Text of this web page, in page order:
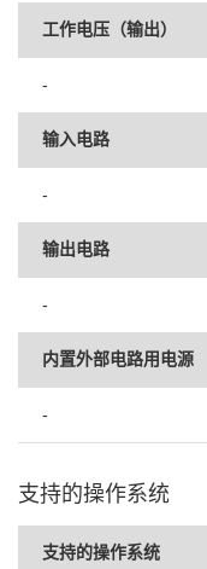
工作电压（输出）
-
输入电路
-
输出电路
-
内置外部电路用电源
-
支持的操作系统
支持的操作系统